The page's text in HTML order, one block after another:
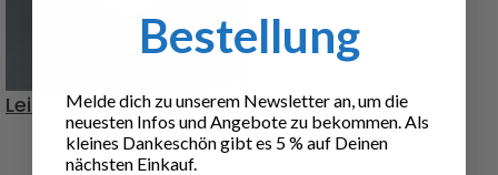
Leitrolle
18,00€
Bestellung
Melde dich zu unserem Newsletter an, um die
neuesten Infos und Angebote zu bekommen. Als
kleines Dankeschön gibt es 5 % auf Deinen
nächsten Einkauf.